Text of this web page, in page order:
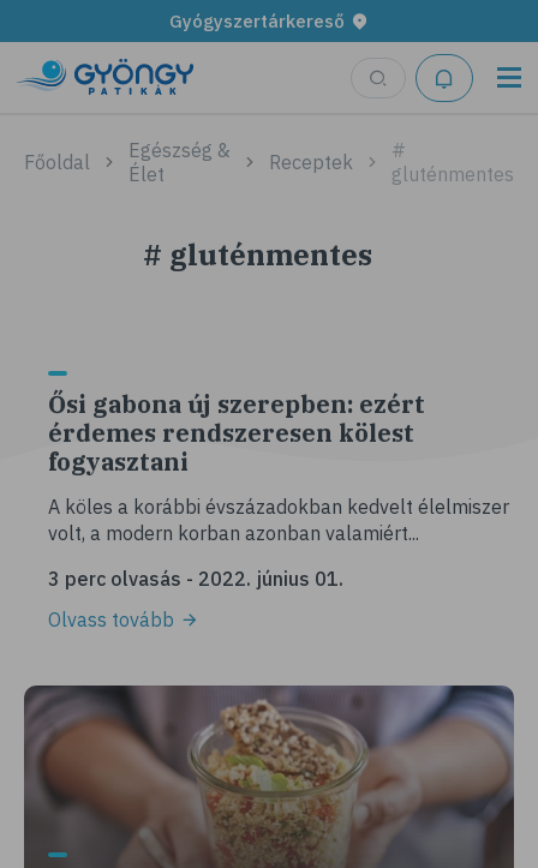
Gyógyszertárkereső
Főoldal
Egészség &
Élet
Receptek
#
gluténmentes
# gluténmentes
Ősi gabona új szerepben: ezért
érdemes rendszeresen kölest
fogyasztani
A köles a korábbi évszázadokban kedvelt élelmiszer
volt, a modern korban azonban valamiért...
3 perc olvasás - 2022. június 01.
Olvass tovább